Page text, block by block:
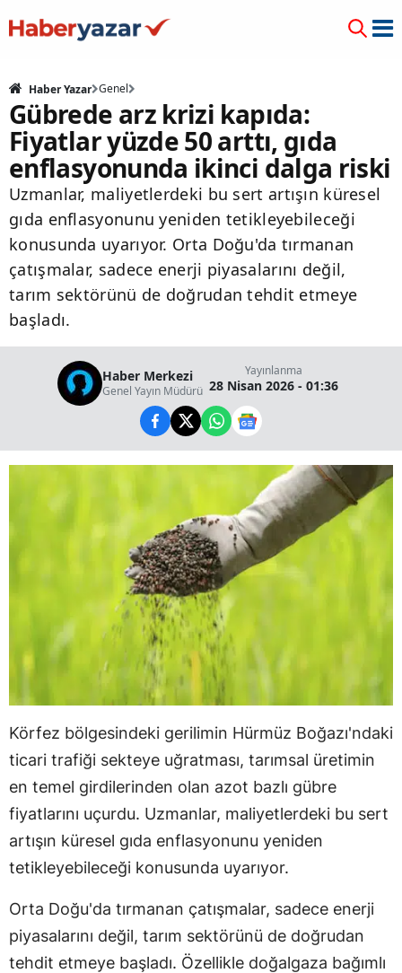
Haber Yazar Genel
Gübrede arz krizi kapıda:
Fiyatlar yüzde 50 arttı, gıda
enflasyonunda ikinci dalga riski
Uzmanlar, maliyetlerdeki bu sert artışın küresel
gıda enflasyonunu yeniden tetikleyebileceği
konusunda uyarıyor. Orta Doğu'da tırmanan
çatışmalar, sadece enerji piyasalarını değil,
tarım sektörünü de doğrudan tehdit etmeye
başladı.
Haber Merkezi
Genel Yayın Müdürü
Yayınlanma
28 Nisan 2026 - 01:36
Körfez bölgesindeki gerilimin Hürmüz Boğazı'ndaki
ticari trafiği sekteye uğratması, tarımsal üretimin
en temel girdilerinden olan azot bazlı gübre
fiyatlarını uçurdu. Uzmanlar, maliyetlerdeki bu sert
artışın küresel gıda enflasyonunu yeniden
tetikleyebileceği konusunda uyarıyor.
Orta Doğu'da tırmanan çatışmalar, sadece enerji
piyasalarını değil, tarım sektörünü de doğrudan
tehdit etmeye başladı. Özellikle doğalgaza bağımlı